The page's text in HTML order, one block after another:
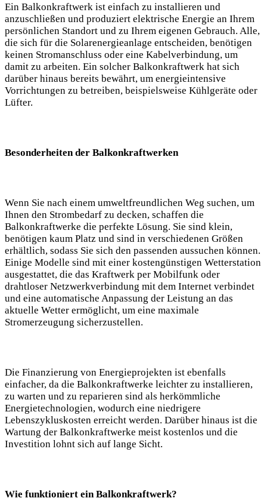
Ein Balkonkraftwerk ist einfach zu installieren und
anzuschließen und produziert elektrische Energie an Ihrem
persönlichen Standort und zu Ihrem eigenen Gebrauch. Alle,
die sich für die Solarenergieanlage entscheiden, benötigen
keinen Stromanschluss oder eine Kabelverbindung, um
damit zu arbeiten. Ein solcher Balkonkraftwerk hat sich
darüber hinaus bereits bewährt, um energieintensive
Vorrichtungen zu betreiben, beispielsweise Kühlgeräte oder
Lüfter.
Besonderheiten der Balkonkraftwerken
Wenn Sie nach einem umweltfreundlichen Weg suchen, um
Ihnen den Strombedarf zu decken, schaffen die
Balkonkraftwerke die perfekte Lösung. Sie sind klein,
benötigen kaum Platz und sind in verschiedenen Größen
erhältlich, sodass Sie sich den passenden aussuchen können.
Einige Modelle sind mit einer kostengünstigen Wetterstation
ausgestattet, die das Kraftwerk per Mobilfunk oder
drahtloser Netzwerkverbindung mit dem Internet verbindet
und eine automatische Anpassung der Leistung an das
aktuelle Wetter ermöglicht, um eine maximale
Stromerzeugung sicherzustellen.
Die Finanzierung von Energieprojekten ist ebenfalls
einfacher, da die Balkonkraftwerke leichter zu installieren,
zu warten und zu reparieren sind als herkömmliche
Energietechnologien, wodurch eine niedrigere
Lebenszykluskosten erreicht werden. Darüber hinaus ist die
Wartung der Balkonkraftwerke meist kostenlos und die
Investition lohnt sich auf lange Sicht.
Wie funktioniert ein Balkonkraftwerk?